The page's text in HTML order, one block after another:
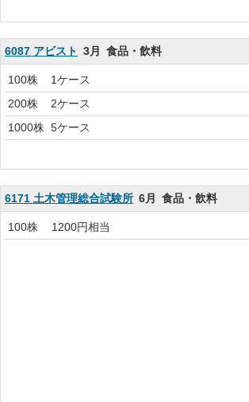
6087 アビスト 3月 食品・飲料
100株
1ケース
200株
2ケース
1000株 5ケース
6171 土木管理総合試験所 6月 食品・飲料
100株 1200円相当